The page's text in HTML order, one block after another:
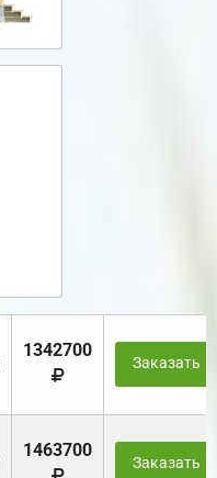
1342700
Заказать
1463700
Заказать